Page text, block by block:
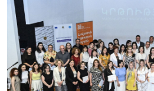
Медиахаб
Вопросы к «Айб»